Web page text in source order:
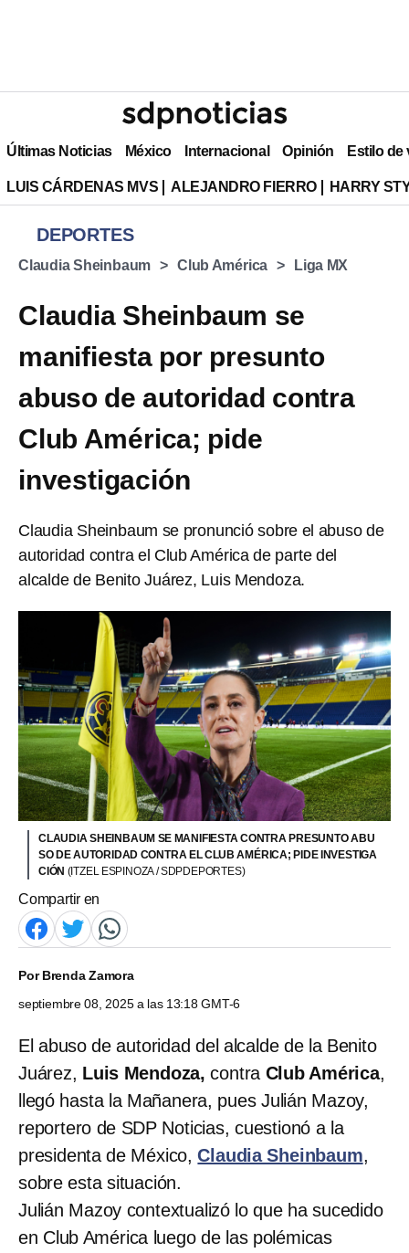
Últimas Noticias México Internacional Opinión Estilo de
LUIS CÁRDENAS MVS ALEJANDRO FIERRO HARRY
DEPORTES
Claudia Sheinbaum Club América Liga MX
Claudia Sheinbaum se
manifiesta por presunto
abuso de autoridad contra
Club América; pide
investigación
Claudia Sheinbaum se pronunció sobre el abuso de
autoridad contra el Club América de parte del
alcalde de Benito Juárez, Luis Mendoza.
CLAUDIA SHEINBAUM SE MANIFIESTA CONTRA PRESUNTO ABU
SO DE AUTORIDAD CONTRA EL CLUB AMÉRICA; PIDE INVESTIGA
CIÓN (ITZEL ESPINOZA / SDPDEPORTES)
Compartir en
PorBrenda Zamora
septiembre 08, 2025 a las 13:18 GMT-6
El abuso de autoridad del alcalde de la Benito
Juárez, Luis Mendoza,contra Club América,
llegó hasta la Mañanera, pues Julián Mazoy,
reportero de SDP Noticias, cuestionó a la
presidenta de México,Claudia Sheinbaum,
sobre esta situación.
Julián Mazoy contextualizó lo que ha sucedido
en Club América luego de las polémicas